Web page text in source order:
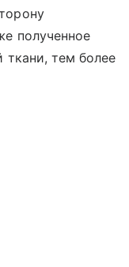
полученное
ткани, тем более